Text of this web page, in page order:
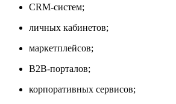
CRM-систем;
личных кабинетов;
маркетплейсов;
B2B-порталов;
корпоративных сервисов;